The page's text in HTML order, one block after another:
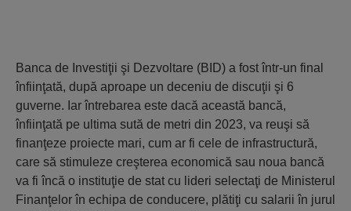
Banca de Investiţii şi Dezvoltare (BID) a fost într-un final
înfiinţată, după aproape un deceniu de discuţii şi 6
guverne. Iar întrebarea este dacă această bancă,
înfiinţată pe ultima sută de metri din 2023, va reuşi să
finanţeze proiecte mari, cum ar fi cele de infrastructură,
care să stimuleze creşterea economică sau noua bancă
va fi încă o instituţie de stat cu lideri selectaţi de Ministerul
Finanţelor în echipa de conducere, plătiţi cu salarii în jurul